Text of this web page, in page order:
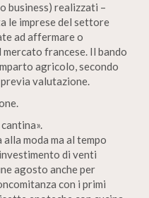
business) realizzati –
le imprese del settore
ad affermare o
francese. Il bando
agricolo, secondo
valutazione.
moda ma al tempo
di venti
agosto anche per
con i primi